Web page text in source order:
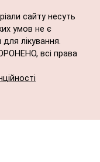
сайту несуть
умов не є
лікування.
всі права